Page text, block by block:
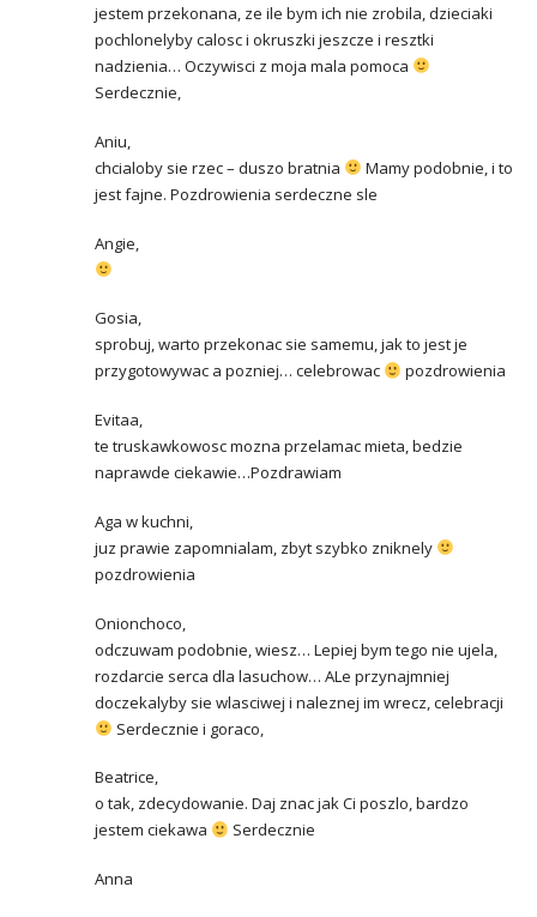
jestem przekonana, ze ile bym ich nie zrobila, dzieciaki
pochlonelyby calosc i okruszki jeszcze i resztki
nadzienia… Oczywisci z moja mala pomoca
Serdecznie,
Aniu,
chcialoby sie rzec – duszo bratnia
Mamy podobnie, i to
jest fajne. Pozdrowienia serdeczne sle
Angie,
Gosia,
sprobuj, warto przekonac sie samemu, jak to jest je
przygotowywac a pozniej… celebrowac
pozdrowienia
Evitaa,
te truskawkowosc mozna przelamac mieta, bedzie
naprawde ciekawie…Pozdrawiam
Aga w kuchni,
juz prawie zapomnialam, zbyt szybko zniknely
pozdrowienia
Onionchoco,
odczuwam podobnie, wiesz… Lepiej bym tego nie ujela,
rozdarcie serca dla lasuchow… ALe przynajmniej
doczekalyby sie wlasciwej i naleznej im wrecz, celebracji
Serdecznie i goraco,
Beatrice,
o tak, zdecydowanie. Daj znac jak Ci poszlo, bardzo
jestem ciekawa
Serdecznie
Anna